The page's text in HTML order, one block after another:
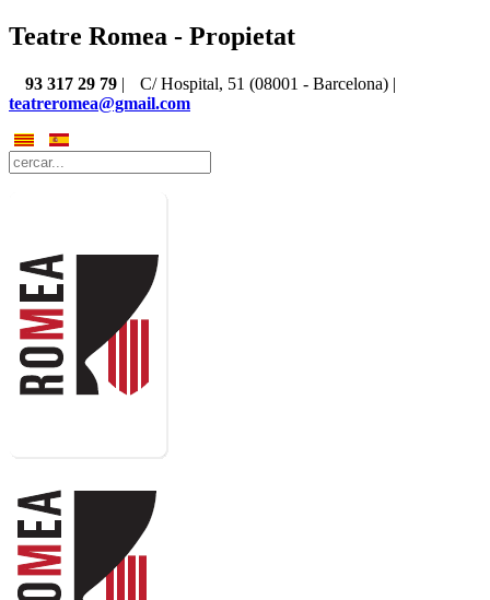
Teatre Romea - Propietat
93 317 29 79 |
C/ Hospital, 51 (08001 - Barcelona) |
teatreromea@gmail.com